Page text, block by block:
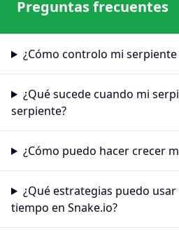
Preguntas frecuentes
¿Cómo controlo mi serpiente
¿Qué sucede cuando mi
serpiente?
¿Cómo puedo hacer crecer
¿Qué estrategias puedo
tiempo en Snake.io?